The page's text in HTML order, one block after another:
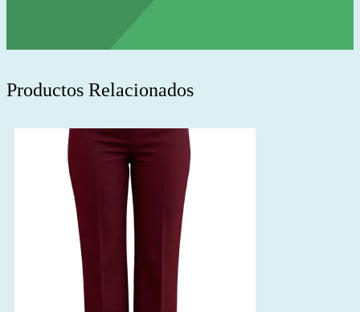
Productos Relacionados